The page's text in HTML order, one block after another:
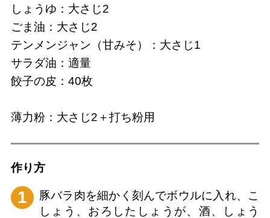
しょうゆ：大さじ2
ごま油：大さじ2
テンメンジャン（甘みそ）：大さじ1
サラダ油：適量
餃子の皮：40枚
薄力粉：大さじ2＋打ち粉用
作り⽅
1
豚バラ肉を細かく刻んでボウルに入れ、こ
しょう、おろしたしょうが、酒、しょう